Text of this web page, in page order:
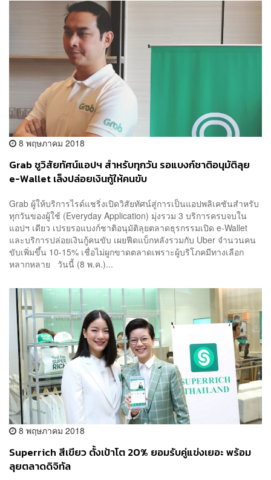
8 พฤษภาคม 2018
Grab ชูวิสัยทัศน์แอปฯ สำหรับทุกวัน รอแบงก์ชาติอนุมัติลุย
e-Wallet เล็งปล่อยเงินกู้ให้คนขับ
Grab ผู้ให้บริการไรด์แชริ่งเปิดวิสัยทัศน์สู่การเป็นแอปพลิเคชันสำหรับ
ทุกวันของผู้ใช้ (Everyday Application) มุ่งรวม 3 บริการครบจบใน
แอปฯ เดียว เปรยรอแบงก์ชาติอนุมัติลุยตลาดธุรกรรมเปิด e-Wallet
และบริการปล่อยเงินกู้คนขับ เผยฟีดแบ็กหลังรวมกับ Uber จำนวนคน
ขับเพิ่มขึ้น 10-15% เชื่อไม่ผูกขาดตลาดเพราะผู้บริโภคมีทางเลือก
หลากหลาย วันนี้ (8 พ.ค.)...
8 พฤษภาคม 2018
Superrich สีเขียว ตั้งเป้าโต 20% ยอมรับคู่แข่งเยอะ พร้อม
ลุยตลาดดิจิทัล